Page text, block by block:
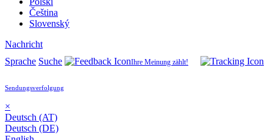
Čeština
Slovenský
Nachricht
Sprache Suche Ihre Meinung zählt!
Sendungsverfolgung
×
Deutsch (AT)
Deutsch (DE)